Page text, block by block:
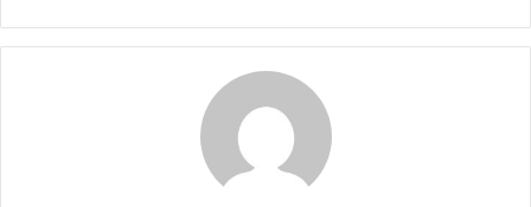
bibliotecas e centros de convivência da cidade. A
Coletivo ECOH.